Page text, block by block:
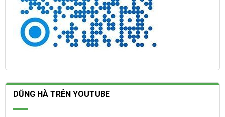
DŨNG HÀ TRÊN YOUTUBE